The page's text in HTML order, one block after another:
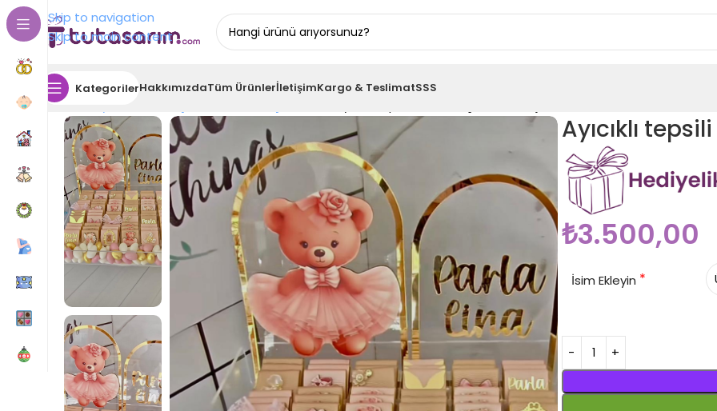
Skip to navigation
Skip to main content
KategorilerHakkımızdaTüm ÜrünlerİletişimKargo & TeslimatSSS
Ana Sayfa
Ayıcıklı
₺3.500,00
İsim Ekleyin *